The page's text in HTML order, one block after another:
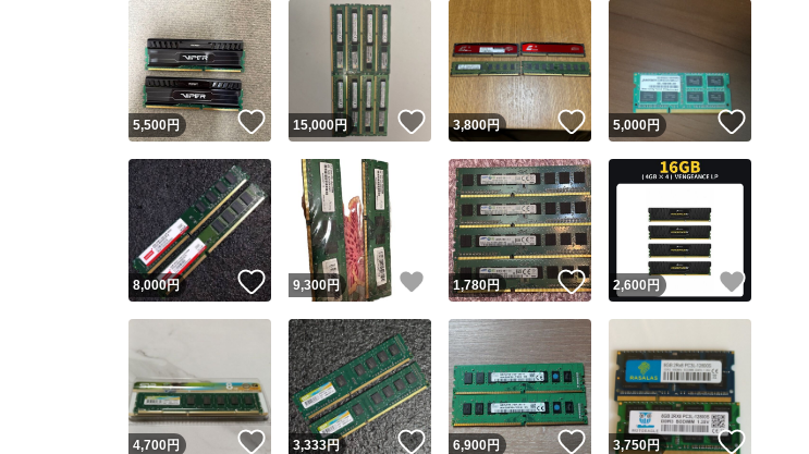
5,500円 いいね！
15,000円 いいね！
3,800円 いいね！
5,000円
8,000円 いいね！
9,300円 いいね！
1,780円 いいね！
2,600 円
4,700円 いいね！
3,333円 いいね！
6,900円 いいね！
3,750円